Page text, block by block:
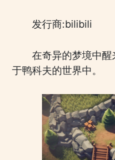
发行商:bilibili
在奇异的梦境中
于鸭科夫的世界中。